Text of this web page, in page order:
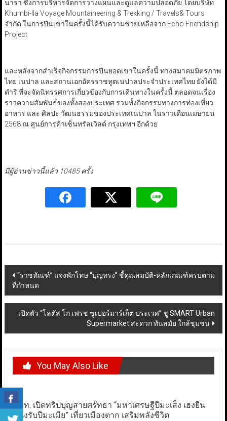
นารา ซึ่งการบริหารจัดการวางแผนและดูแลความปลอดภัย โดยบริษัท
Khumbi-Ila Voyage Mountaineering & Trekking / Travels& Tours
จำกัด ในการปีนเขาในครั้งนี้ได้รับความช่วยเหลือจาก Echo Friendship
Project
และหลังจากสำเร็จกิจกรรมการปีนยอดเขาในครั้งนี้ ทางสมาคมมิตรภาพ
ไทย เนปาล และสถานเอกอัครราชทูตเนปาลประจำประเทศไทย ยังได้มี
ดำริ ที่จะจัดนิทรรศการเกี่ยวข้องกับการเดินทางในครั้งนี้ ตลอดจนเรื่อง
ราวความสัมพันธ์ของทั้งสองประเทศ รวมทั้งกิจกรรมทางการท่องเที่ยว
อาหาร และ ศิลปะ วัฒนธรรมของประเทศเนปาล ในราวเดือนเมษายน
2568 ณ ศูนย์การค้าเซ็นทรัลเวิลด์ กรุงเทพฯ อีกด้วย
มีผู้อ่านข่าวนี้แล้ว 10485 ครั้ง
Post
navigation
“ราชทัณฑ์” แจงพักโทษ “บุญทรง” ชี้คุณสมบัติ-หลักเกณฑ์ครบตาม
ที่กำหนด
เปิดตัว “โลตัส โก เฟรช ซูเปอร์มาร์เก็ต ประเวศ” ชู SMART Urban
Supermarket สะดวก ทันสมัย ใกล้ชุมชน
You May Also Like
ททท. เปิดทริปบุญสายศรัทธา “มหาเศรษฐีปีมะเส็ง เฮงยืน
หนึ่งรับปีมะเมีย” เที่ยวเมืองตาก เสริมพลังชีวิต